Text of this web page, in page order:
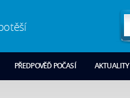
PŘEDPOVĚĎ POČASÍ AKTUALITY